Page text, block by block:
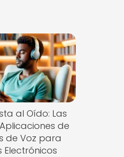
al Oído: Las
de
de Voz para
Electrónicos